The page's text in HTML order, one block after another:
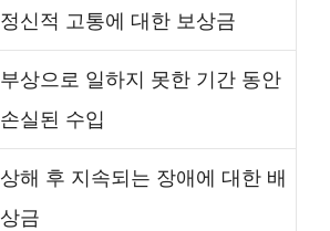
정신적 고통에 대한 보상금
부상으로 일하지 못한 기간 동안
손실된 수입
상해 후 지속되는 장애에 대한 배
상금